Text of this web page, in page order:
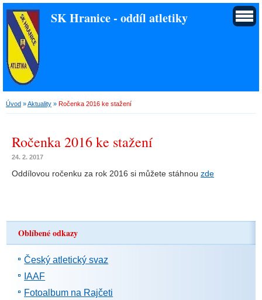
SK Hranice - oddíl atletiky
Úvod »Aktuality » Ročenka 2016 ke stažení
Ročenka 2016 ke stažení
24. 2. 2017
Oddílovou ročenku za rok 2016 si můžete stáhnou zde
Oblíbené odkazy
Český atletický svaz
IAAF
Fotoalbum na Rajčeti